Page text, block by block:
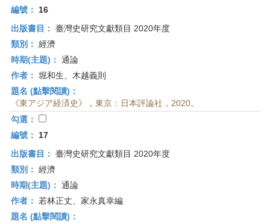
編號：
16
出版書目： 臺灣史研究文獻類目 2020年度
類別： 經濟
時期(主題)： 通論
作者： 堀和生、木越義則
題名 (點擊閱讀)：
《東アジア経済史》，東京：日本評論社，2020。
勾選：
編號：
17
出版書目： 臺灣史研究文獻類目 2020年度
類別： 經濟
時期(主題)： 通論
作者： 若林正丈、家永真幸編
題名 (點擊閱讀)：